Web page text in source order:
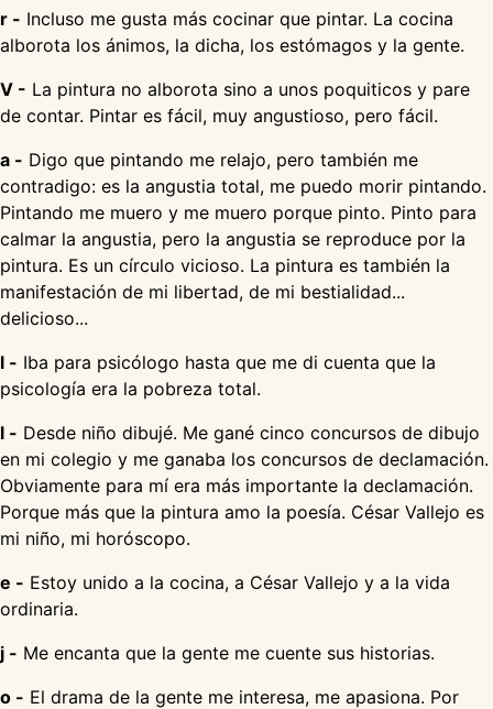
r - Incluso me gusta más cocinar que pintar. La cocina
alborota los ánimos, la dicha, los estómagos y la gente.
V - La pintura no alborota sino a unos poquiticos y pare
de contar. Pintar es fácil, muy angustioso, pero fácil.
a - Digo que pintando me relajo, pero también me
contradigo: es la angustia total, me puedo morir pintando.
Pintando me muero y me muero porque pinto. Pinto para
calmar la angustia, pero la angustia se reproduce por la
pintura. Es un círculo vicioso. La pintura es también la
manifestación de mi libertad, de mi bestialidad...
delicioso...
l - Iba para psicólogo hasta que me di cuenta que la
psicología era la pobreza total.
l - Desde niño dibujé. Me gané cinco concursos de dibujo
en mi colegio y me ganaba los concursos de declamación.
Obviamente para mí era más importante la declamación.
Porque más que la pintura amo la poesía. César Vallejo es
mi niño, mi horóscopo.
e - Estoy unido a la cocina, a César Vallejo y a la vida
ordinaria.
j - Me encanta que la gente me cuente sus historias.
o - El drama de la gente me interesa, me apasiona. Por